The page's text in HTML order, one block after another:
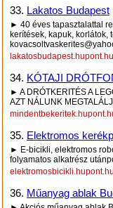
33. Lakatos Budapest
► 40 éves tapasztalattal
kerítések, kapuk, korlátok,
lakatosbudapest.hupont.hu
34. KÓTAJI
► A DRÓTKERITÉS A
AZT NÁLUNK
35. Elektromos
► E-bicikli, elektromos
folyamatos alkatrész
36. Műanyag ablak